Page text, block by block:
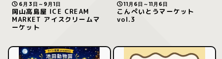
6月3日～9月1日
岡山高島屋 ICE CREAM
MARKET アイスクリームマ
ーケット
11月6日～11月6日
こんぺいとうマーケット
vol.3